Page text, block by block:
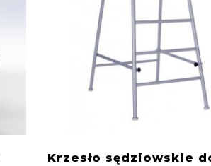
Krzesło sędziowskie